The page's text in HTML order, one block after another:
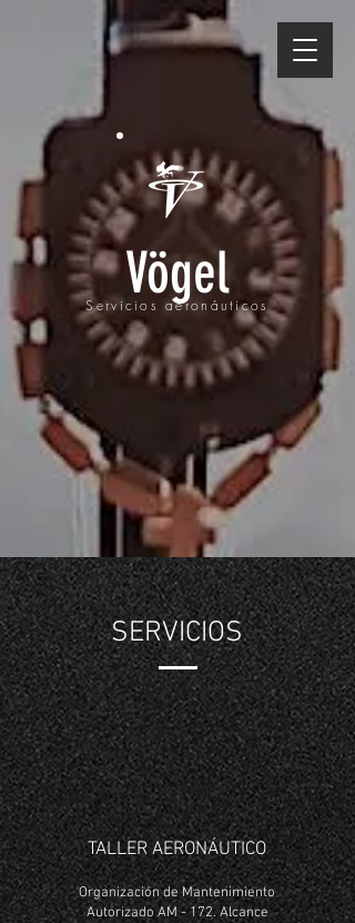
Vögel
Servicios aeronáuticos
SERVICIOS
TALLER AERONÁUTICO
Organización de Mantenimiento
Autorizado AM - 172. Alcance